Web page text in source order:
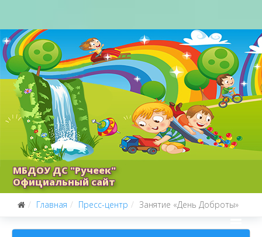
МБДОУ ДС "Ручеек"
Официальный сайт
Главная Пресс-центр Занятие «День Доброты»